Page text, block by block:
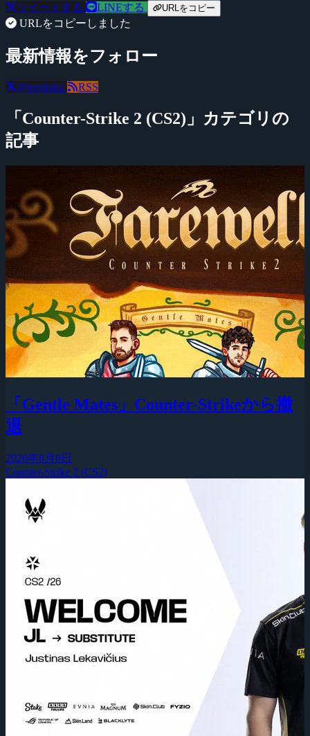
ツイートする LINEする URLをコピー
URLをコピーしました
最新情報をフォロー
@negitaku RSS
「Counter-Strike 2 (CS2)」カテゴリの
記事
「Gentle Mates」Counter-Strikeから撤
退
2026年8月8日
Counter-Strike 2 (CS2)